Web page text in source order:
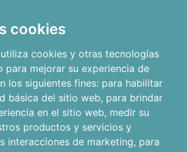
cookies
cookies y otras tecnologías
para mejorar su experiencia de
los siguientes fines: para habilitar
básica del sitio web, para brindar
en el sitio web, medir su
productos y servicios y
interacciones de marketing, para